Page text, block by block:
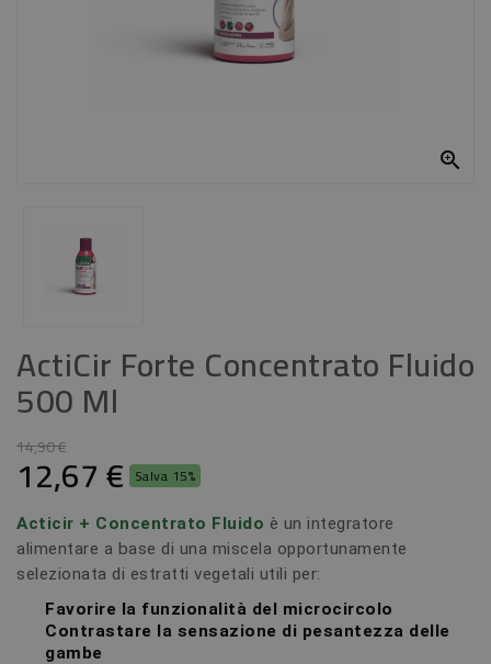

ActiCir Forte Concentrato Fluido
500 Ml
14,90 €
12,67 € Salva 15%
Acticir + Concentrato Fluido è un integratore
alimentare a base di una miscela opportunamente
selezionata di estratti vegetali utili per:
Favorire la funzionalità del microcircolo
Contrastare la sensazione di pesantezza delle
gambe